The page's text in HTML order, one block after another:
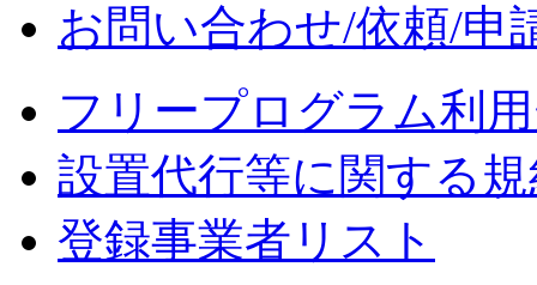
お問い合わせ/依頼/申
フリープログラム利
設置代行等に関する
登録事業者リスト